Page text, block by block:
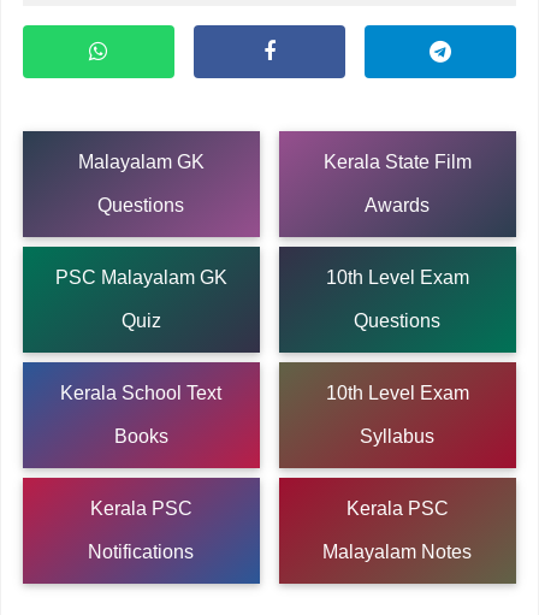
Malayalam GK
Questions
Kerala State Film
Awards
PSC Malayalam GK
Quiz
10th Level Exam
Questions
Kerala School Text
Books
10th Level Exam
Syllabus
Kerala PSC
Notifications
Kerala PSC
Malayalam Notes